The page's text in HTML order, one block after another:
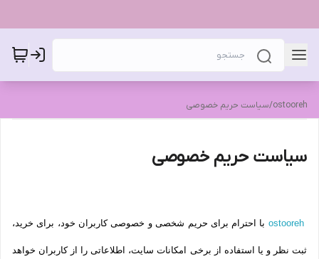
ostooreh
/سیاست حریم خصوصی
سیاست حریم خصوصی
ostooreh با احترام برای حریم شخصی و خصوصی کاربران خود، برای خرید،
ثبت نظر و یا استفاده از برخی امکانات سایت، اطلاعاتی را از کاربران خواهد